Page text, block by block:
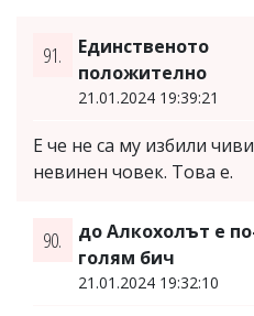
91.
Единственото
положително
21.01.2024 19:39:21
Е че не са му избили
невинен човек. Това е.
90.
до Алкохолът е
голям бич
21.01.2024 19:32:10